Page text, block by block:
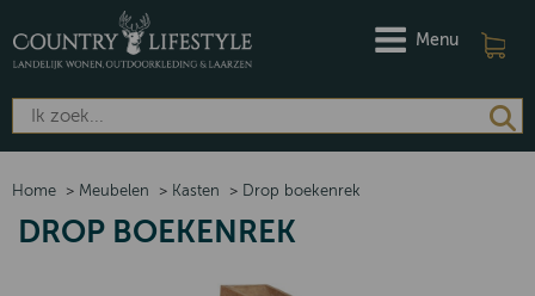
Menu
Home > Meubelen > Kasten > Drop boekenrek
DROP BOEKENREK